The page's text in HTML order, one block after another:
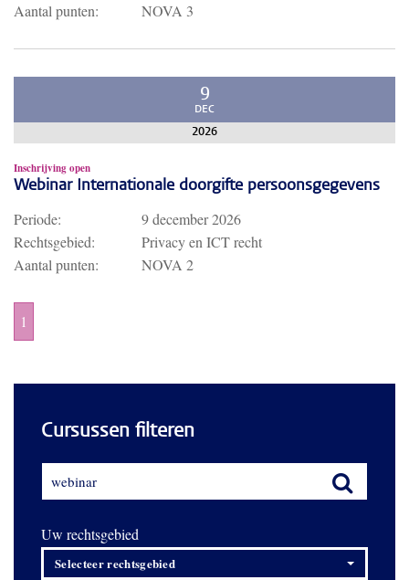
Aantal punten:
NOVA 3
9
DEC
2026
Inschrijving open
Webinar Internationale doorgifte persoonsgegevens
Periode:
9 december 2026
Rechtsgebied:
Privacy en ICT recht
Aantal punten:
NOVA 2
1
Cursussen filteren
Uw rechtsgebied
Selecteer rechtsgebied